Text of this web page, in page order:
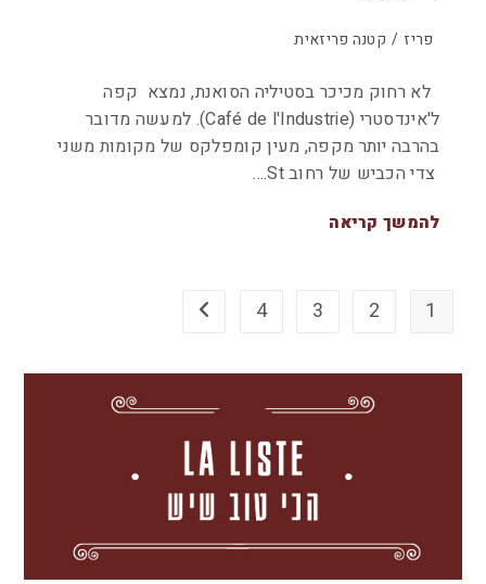
פריז / קטנה פריזאית
לא רחוק מכיכר בסטיליה הסואנת, נמצא קפה
ל'אינדסטרי (Café de l'Industrie). למעשה מדובר
בהרבה יותר מקפה, מעין קומפלקס של מקומות משני
צדי הכביש של רחוב St.…
להמשך קריאה
1
2
3
4